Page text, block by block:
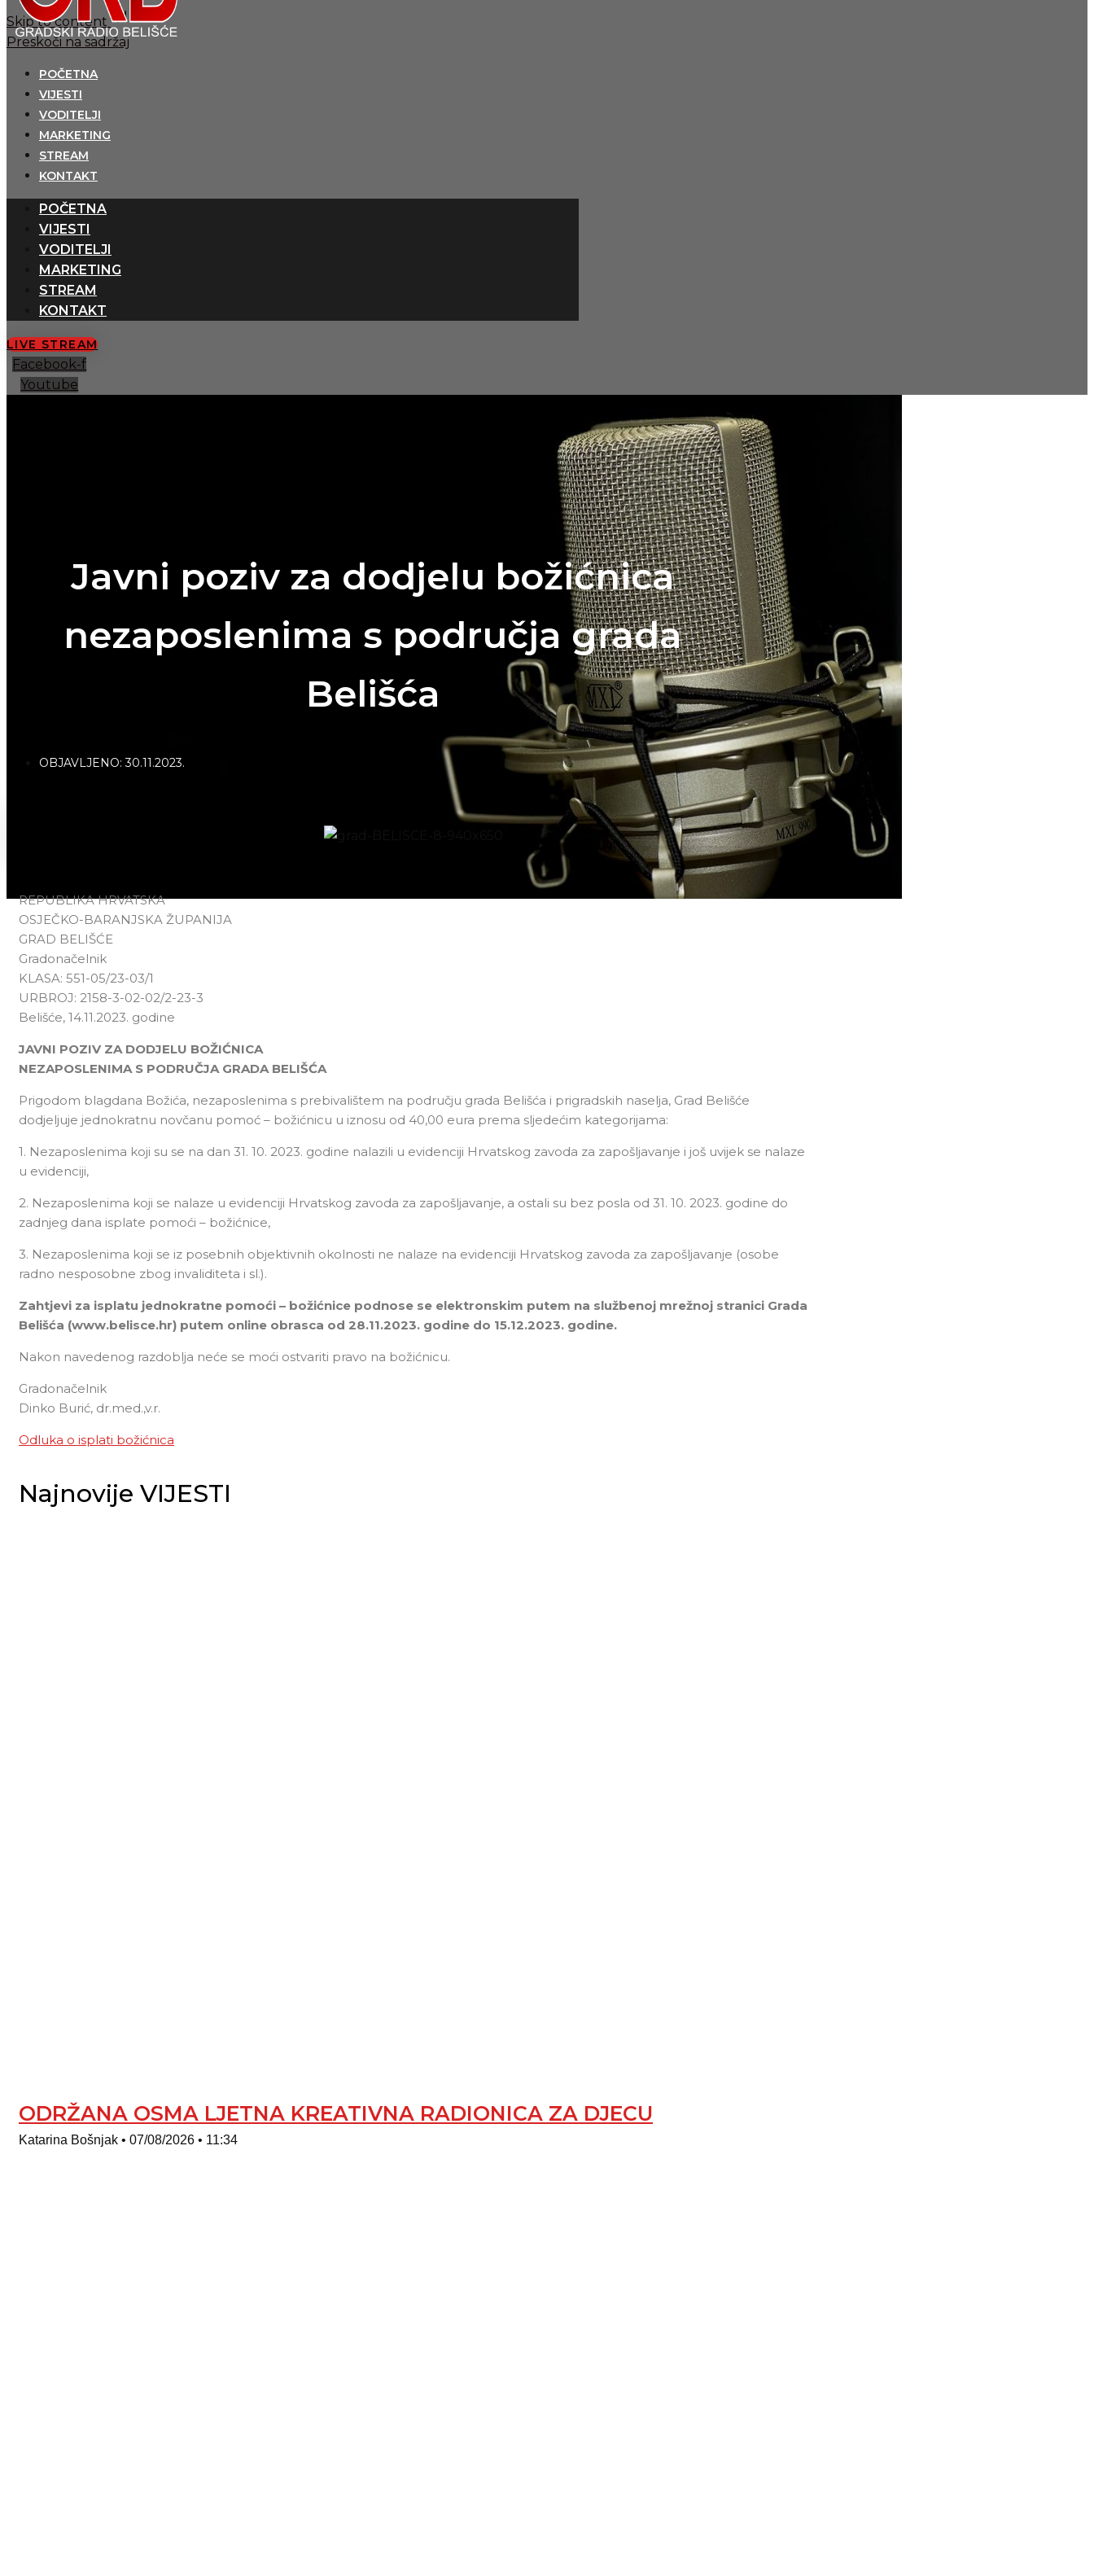
Skip to content
Preskoči na sadržaj
POČETNA
VIJESTI
VODITELJI
MARKETING
STREAM
KONTAKT
POČETNA
VIJESTI
VODITELJI
MARKETING
STREAM
KONTAKT
LIVE STREAM
Facebook-f
Youtube
Javni poziv za dodjelu božićnica
nezaposlenima s područja grada
Belišća
OBJAVLJENO: 30.11.2023.
REPUBLIKA HRVATSKA
OSJEČKO-BARANJSKA ŽUPANIJA
GRAD BELIŠĆE
Gradonačelnik
KLASA: 551-05/23-03/1
URBROJ: 2158-3-02-02/2-23-3
Belišće, 14.11.2023. godine
JAVNI POZIV ZA DODJELU BOŽIĆNICA
NEZAPOSLENIMA S PODRUČJA GRADA BELIŠĆA
Prigodom blagdana Božića, nezaposlenima s prebivalištem na području grada Belišća i prigradskih naselja, Grad Belišće
dodjeljuje jednokratnu novčanu pomoć – božićnicu u iznosu od 40,00 eura prema sljedećim kategorijama:
1. Nezaposlenima koji su se na dan 31. 10. 2023. godine nalazili u evidenciji Hrvatskog zavoda za zapošljavanje i još uvijek se nalaze
u evidenciji,
2. Nezaposlenima koji se nalaze u evidenciji Hrvatskog zavoda za zapošljavanje, a ostali su bez posla od 31. 10. 2023. godine do
zadnjeg dana isplate pomoći – božićnice,
3. Nezaposlenima koji se iz posebnih objektivnih okolnosti ne nalaze na evidenciji Hrvatskog zavoda za zapošljavanje (osobe
radno nesposobne zbog invaliditeta i sl.).
Zahtjevi za isplatu jednokratne pomoći – božićnice podnose se elektronskim putem na službenoj mrežnoj stranici Grada
Belišća (www.belisce.hr) putem online obrasca od 28.11.2023. godine do 15.12.2023. godine.
Nakon navedenog razdoblja neće se moći ostvariti pravo na božićnicu.
Gradonačelnik
Dinko Burić, dr.med.,v.r.
Odluka o isplati božićnica
Najnovije VIJESTI
ODRŽANA OSMA LJETNA KREATIVNA RADIONICA ZA DJECU
Katarina Bošnjak 07/08/2026 11:34